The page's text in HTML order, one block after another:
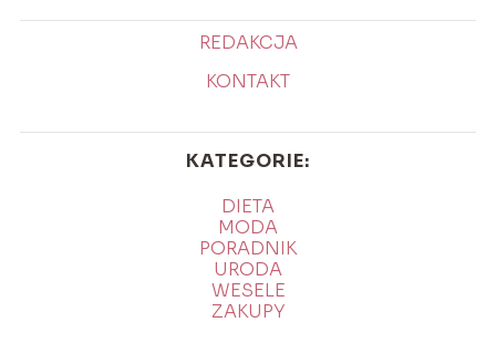
REDAKCJA
KONTAKT
KATEGORIE:
DIETA
MODA
PORADNIK
URODA
WESELE
ZAKUPY